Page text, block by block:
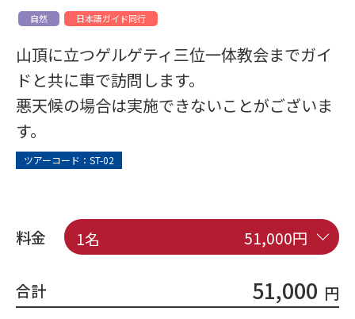
自然 日本語ガイド同行
山頂に立つゲルゲティ三位一体教会までガイ
ドと共に車で訪問します。
悪天候の場合は実施できないことがございま
す。
ツアーコード：ST-02
料金 1名 51,000円
合計 51,000 円